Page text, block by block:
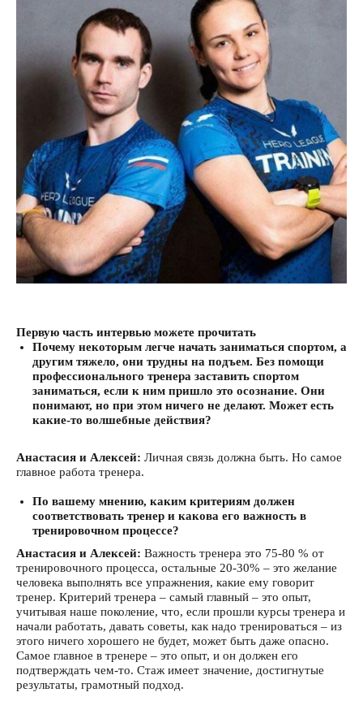
Первую часть интервью можете прочитать
Почему некоторым легче начать заниматься спортом, а
другим тяжело, они трудны на подъем. Без помощи
профессионального тренера заставить спортом
заниматься, если к ним пришло это осознание. Они
понимают, но при этом ничего не делают. Может есть
какие-то волшебные действия?
Анастасия и Алексей: Личная связь должна быть. Но самое
главное работа тренера.
По вашему мнению, каким критериям должен
соответствовать тренер и какова его важность в
тренировочном процессе?
Анастасия и Алексей: Важность тренера это 75-80 % от
тренировочного процесса, остальные 20-30% – это желание
человека выполнять все упражнения, какие ему говорит
тренер. Критерий тренера – самый главный – это опыт,
учитывая наше поколение, что, если прошли курсы тренера и
начали работать, давать советы, как надо тренироваться – из
этого ничего хорошего не будет, может быть даже опасно.
Самое главное в тренере – это опыт, и он должен его
подтверждать чем-то. Стаж имеет значение, достигнутые
результаты, грамотный подход.